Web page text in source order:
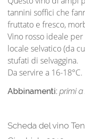
tannini soffici che
fruttato e fresco,
Vino rosso ideale
locale selvatico (da
stufati di selvaggina.
Da servire a 16-18°C.
Abbinamenti: primi a
Scheda del vino